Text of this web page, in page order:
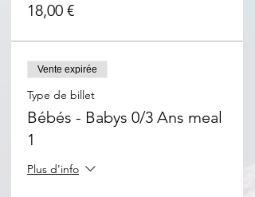
18,00 €
Vente expirée
Type de billet
Bébés - Babys 0/3 Ans meal
1
Plus d'info